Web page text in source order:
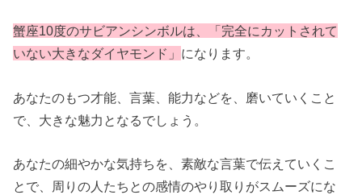
蟹座10度のサビアンシンボルは、「完全にカットされて
いない大きなダイヤモンド」 になります。
あなたのもつ才能、言葉、能力などを、磨いていくこと
で、大きな魅力となるでしょう。
あなたの細やかな気持ちを、素敵な言葉で伝えていくこ
とで、周りの人たちとの感情のやり取りがスムーズにな